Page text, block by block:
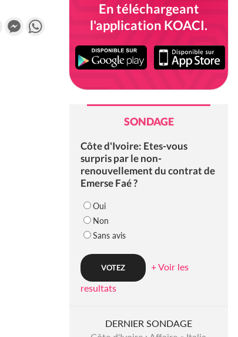
Gmail Messenger
En téléchargeant
l'application KOACI.
SONDAGE
Côte d'Ivoire: Etes-vous
surpris par le non-
renouvellement du contrat de
Emerse Faé ?
Oui
Non
Sans avis
+ Voir les
resultats
DERNIER SONDAGE